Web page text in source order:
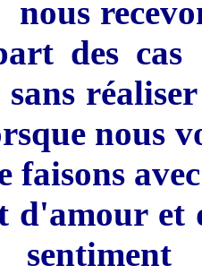
des
sans
nous
faisons
d'amour et